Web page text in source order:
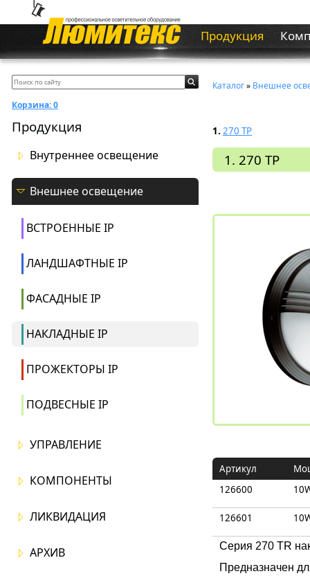
Продукция
Корзина:0
Продукция
Внутреннее освещение
Внешнее освещение
ВСТРОЕННЫЕ IP
ЛАНДШАФТНЫЕ IP
ФАСАДНЫЕ IP
НАКЛАДНЫЕ IP
ПРОЖЕКТОРЫ IP
ПОДВЕСНЫЕ IP
УПРАВЛЕНИЕ
КОМПОНЕНТЫ
ЛИКВИДАЦИЯ
АРХИВ
Каталог» Внешнее
1. 270 TP
1. 270 TP
Артикул
126600
126601
Серия 270 TR
Предназначен